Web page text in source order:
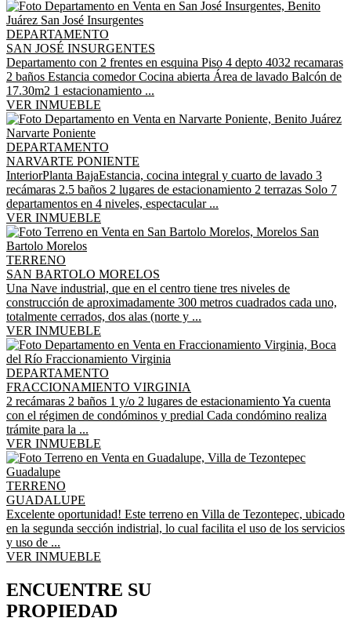
DEPARTAMENTO
SAN JOSÉ INSURGENTES
Departamento con 2 frentes en esquina Piso 4 depto 4032 recamaras
2 baños Estancia comedor Cocina abierta Área de lavado Balcón de
17.30m2 1 estacionamiento ...
VER INMUEBLE
DEPARTAMENTO
NARVARTE PONIENTE
InteriorPlanta BajaEstancia, cocina integral y cuarto de lavado 3
recámaras 2.5 baños 2 lugares de estacionamiento 2 terrazas Solo 7
departamentos en 4 niveles, espectacular ...
VER INMUEBLE
TERRENO
SAN BARTOLO MORELOS
Una Nave industrial, que en el centro tiene tres niveles de
construcción de aproximadamente 300 metros cuadrados cada uno,
totalmente cerrados, dos alas (norte y ...
VER INMUEBLE
DEPARTAMENTO
FRACCIONAMIENTO VIRGINIA
2 recámaras 2 baños 1 y/o 2 lugares de estacionamiento Ya cuenta
con el régimen de condóminos y predial Cada condómino realiza
trámite para la ...
VER INMUEBLE
TERRENO
GUADALUPE
Excelente oportunidad! Este terreno en Villa de Tezontepec, ubicado
en la segunda sección indistrial, lo cual facilita el uso de los servicios
y uso de ...
VER INMUEBLE
ENCUENTRE SU
PROPIEDAD